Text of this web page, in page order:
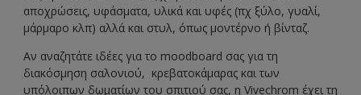
αποχρώσεις, υφάσματα, υλικά και υφές (πχ ξύλο, γυαλί,
μάρμαρο κλπ) αλλά και στυλ, όπως μοντέρνο ή βίνταζ.
Αν αναζητάτε ιδέες για το moodboard σας για τη
διακόσμηση σαλονιού, κρεβατοκάμαρας και των
υπόλοιπων δωματίων του σπιτιού σας, η Vivechrom έχει τη